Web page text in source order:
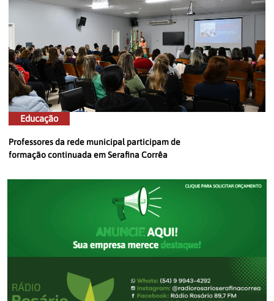
Educação
Professores da rede municipal participam de
formação continuada em Serafina Corrêa